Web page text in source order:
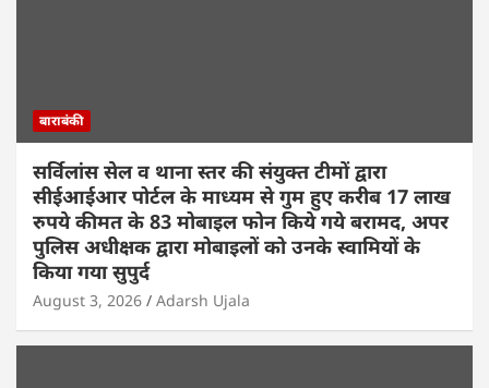
बाराबंकी
सर्विलांस सेल व थाना स्तर की संयुक्त टीमों द्वारा
सीईआईआर पोर्टल के माध्यम से गुम हुए करीब 17 लाख
रुपये कीमत के 83 मोबाइल फोन किये गये बरामद, अपर
पुलिस अधीक्षक द्वारा मोबाइलों को उनके स्वामियों के
किया गया सुपुर्द
August 3, 2026 Adarsh Ujala